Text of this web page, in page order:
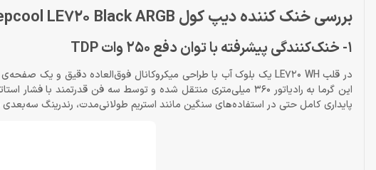
بررسی خنک کننده دیپ کول Deepcool LE720 Black ARGB
1- خنک‌کنندگی پیشرفته با توان دفع 250 وات TDP
پایداری کامل حتی در استفاده‌های سنگین مانند استریم طولانی‌مدت، رندرینگ